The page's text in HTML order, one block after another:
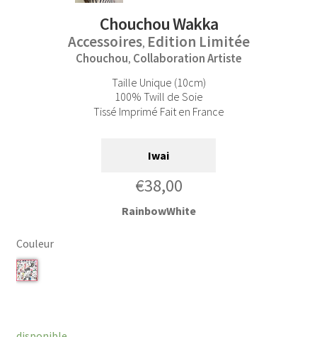
Chouchou Wakka
Accessoires, Edition Limitée
Chouchou, Collaboration Artiste
Taille Unique (10cm)
100% Twill de Soie
Tissé Imprimé Fait en France
Iwai
€38,00
Couleur
RainbowWhite